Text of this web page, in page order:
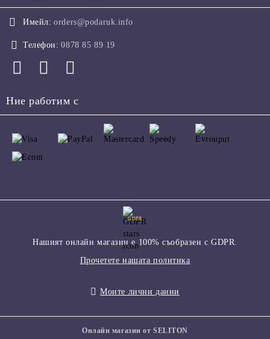
Имейл: orders@podaruk.info
Телефон: 0878 85 89 19
Ние работим с
GDPR
Нашият онлайн магазин е 100% съобразен с GDPR.
Прочетете нашата политика
Моите лични данни
Онлайн магазин от SELITON